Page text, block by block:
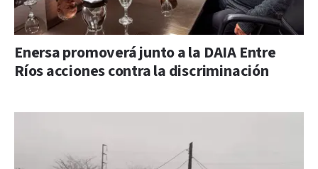
Enersa promoverá junto a la DAIA Entre
Ríos acciones contra la discriminación